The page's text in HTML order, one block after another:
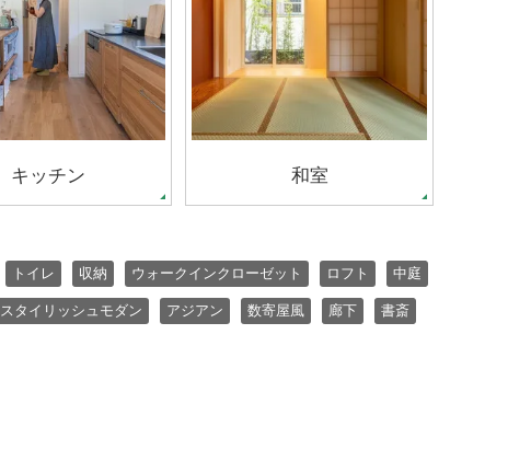
キッチン 和室
トイレ 収納 ウォークインクローゼット ロフト 中庭
スタイリッシュモダン アジアン 数寄屋風 廊下 書斎